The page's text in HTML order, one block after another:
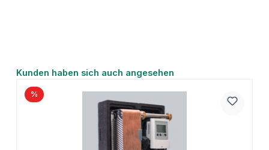
Produktgalerie überspringen
Kunden haben sich auch angesehen
%